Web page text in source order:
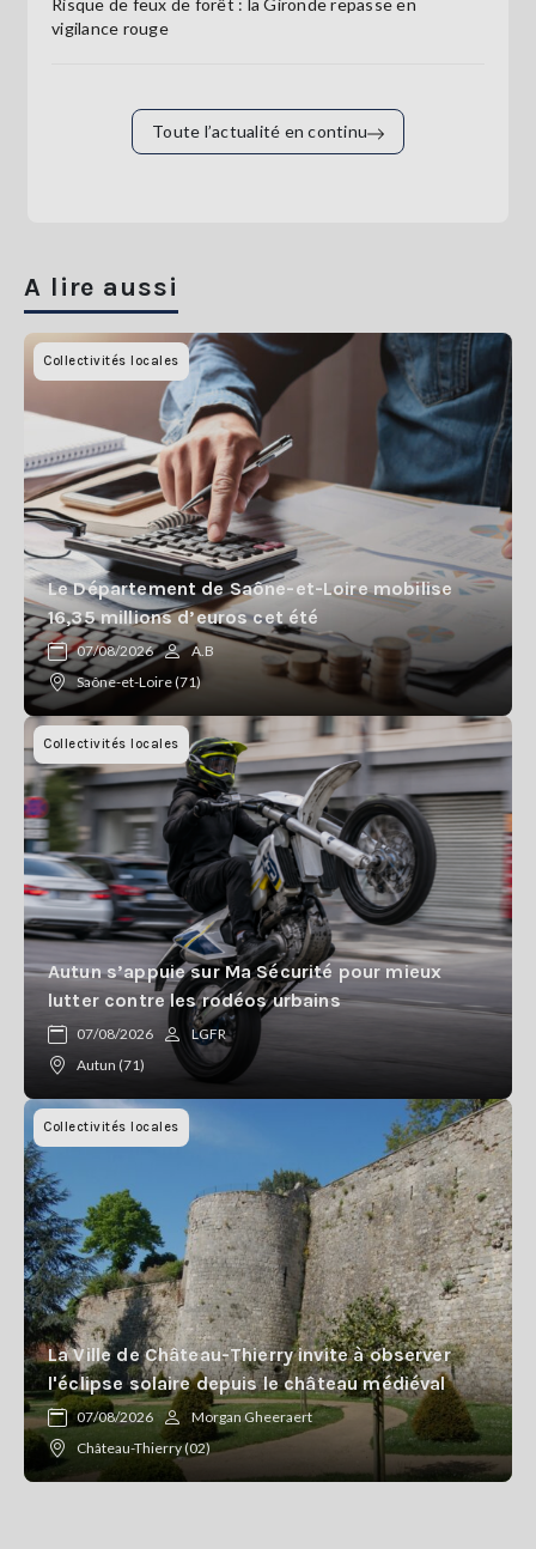
Risque de feux de forêt : la Gironde repasse en
vigilance rouge
Toute l’actualité en continu
A lire aussi
Collectivités locales
Le Département de Saône-et-Loire mobilise
16,35 millions d’euros cet été
07/08/2026
A.B
Saône-et-Loire (71)
Collectivités locales
Autun s’appuie sur Ma Sécurité pour mieux
lutter contre les rodéos urbains
07/08/2026
LGFR
Autun (71)
Collectivités locales
La Ville de Château-Thierry invite à observer
l'éclipse solaire depuis le château médiéval
07/08/2026
Morgan Gheeraert
Château-Thierry (02)